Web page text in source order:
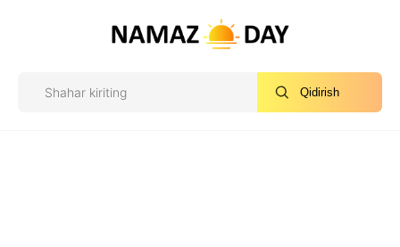
Qidirish